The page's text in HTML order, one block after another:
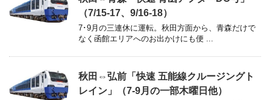
（7/15-17、9/16-18）
7･9月の三連休に運転。秋田方面から、青森だけで
なく函館エリアへのお出かけにも便 ...
秋田⇔弘前「快速 五能線クルージングト
レイン」（7-9月の一部木曜日他）